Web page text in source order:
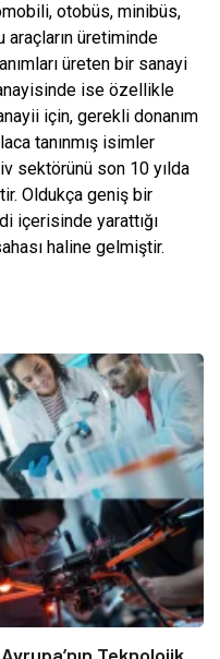
otobüs, minibüs,
üretiminde
üreten bir sanayi
ise özellikle
için, gerekli donanım
tanınmış isimler
sektörünü son 10 yılda
Oldukça geniş bir
içerisinde yarattığı
haline gelmiştir.